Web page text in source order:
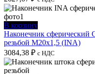
В корзину
Наконечник сферический
резьбой M20x1,5 (INA)
3084,38 ₽ с НДС